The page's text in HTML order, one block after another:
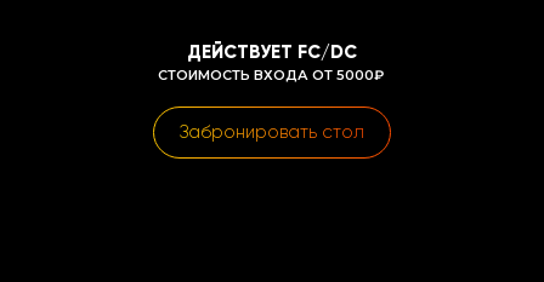
ДЕЙСТВУЕТ FC/DC
СТОИМОСТЬ ВХОДА ОТ 5000₽
Забронировать стол